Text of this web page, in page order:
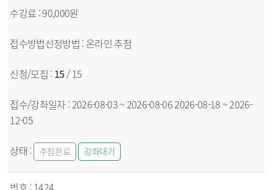
90,000원
온라인 추첨
15/ 15
2026-08-03 ~ 2026-08-062026-08-18 ~ 2026-
12-05
추첨완료 강좌대기
1424